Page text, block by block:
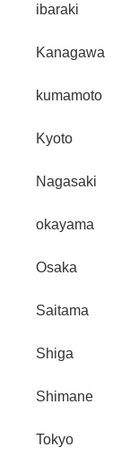
ibaraki
Kanagawa
kumamoto
Kyoto
Nagasaki
okayama
Osaka
Saitama
Shiga
Shimane
Tokyo